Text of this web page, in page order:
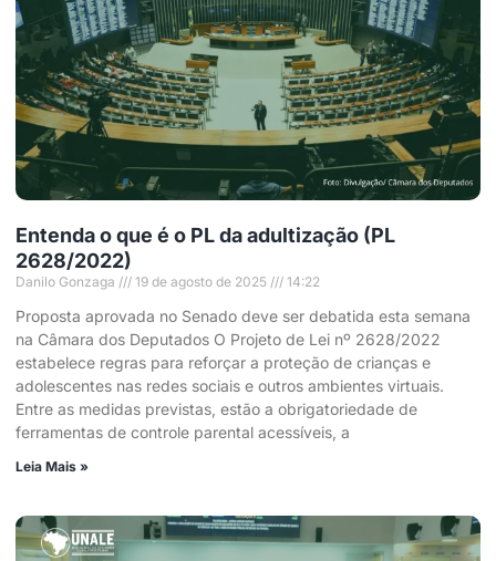
Entenda o que é o PL da adultização (PL
2628/2022)
Danilo Gonzaga 19 de agosto de 2025 14:22
Proposta aprovada no Senado deve ser debatida esta semana
na Câmara dos Deputados O Projeto de Lei nº 2628/2022
estabelece regras para reforçar a proteção de crianças e
adolescentes nas redes sociais e outros ambientes virtuais.
Entre as medidas previstas, estão a obrigatoriedade de
ferramentas de controle parental acessíveis, a
Leia Mais »